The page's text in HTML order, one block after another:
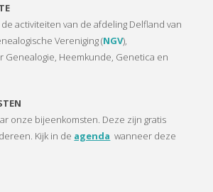
activiteiten van de afdeling Delfland van
Vereniging (NGV),
Genealogie, Heemkunde, Genetica en
onze bijeenkomsten. Deze zijn gratis
Kijk in de agenda wanneer deze